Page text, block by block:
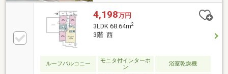
4,198万円
3LDK 68.64m2
3階 西
ルーフバルコニー
モニタ付インターホ
ン
浴室乾燥機